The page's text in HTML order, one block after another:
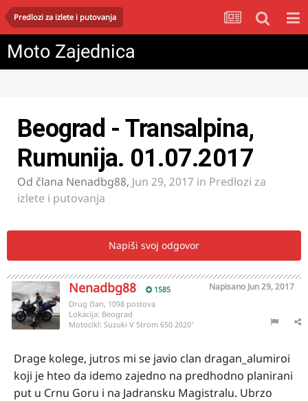
Predlozi za izlete i putovanja
Moto Zajednica
Beograd - Transalpina,
Rumunija. 01.07.2017
Od člana Nenadbg88, Jun 29, 2017 in Predlozi za
izlete i putovanja
Napiši svoj odgovor
Nenadbg88 1585 Napisano Jun 29, 2017
Drug član, 1098 postova
Lokacija: Beograd
Motocikl: Suzuki V Strom 650 2020'
Drage kolege, jutros mi se javio clan dragan_alumiroi
koji je hteo da idemo zajedno na predhodno planirani
put u Crnu Goru i na Jadransku Magistralu. Ubrzo